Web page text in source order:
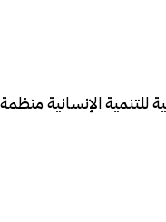
للتنمية الإنسانية